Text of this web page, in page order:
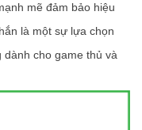
mẽ đảm bảo hiệu
là một sự lựa chọn
dành cho game thủ và